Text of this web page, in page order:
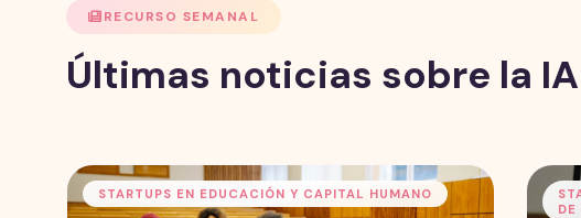
RECURSO SEMANAL
Últimas noticias sobre la IA
STARTUPS EN EDUCACIÓN Y CAPITAL HUMANO
DE